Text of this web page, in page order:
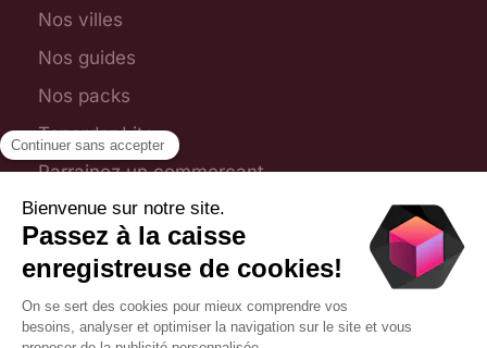
Nos villes
Nos guides
Nos packs
Toporder Lite
Parrainez un commerçant
Plan du site
Foire aux questions
Nous contacter
09 75 28 31 54